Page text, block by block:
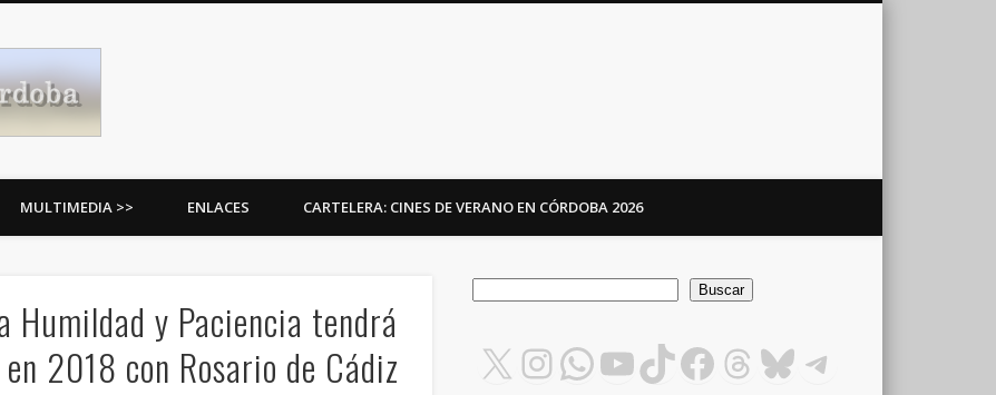
MULTIMEDIA >> ENLACES CARTELERA: CINES DE VERANO EN CÓRDOBA 2026
Humildad y Paciencia tendrá
2018 con Rosario de Cádiz
Buscar
X Instagram
WhatsApp
YouTube
TikTok
Facebook
Threads
Bluesky
Telegram